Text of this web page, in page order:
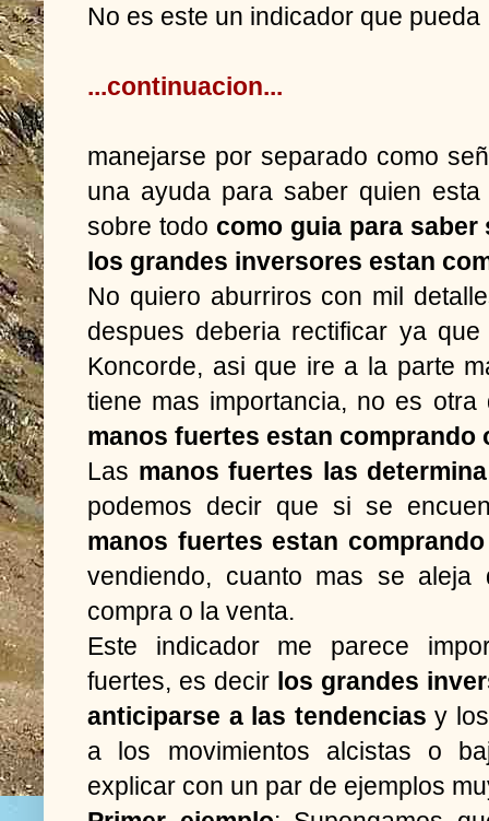
No es este un indicador que pueda
...continuacion...
manejarse por separado como
una ayuda para saber quien
sobre todo como guia para
los grandes inversores estan
No quiero aburriros con mil
despues deberia rectificar ya
Koncorde, asi que ire a la parte
tiene mas importancia, no es
manos fuertes estan comprando
Las manos fuertes las
podemos decir que si se
manos fuertes estan comprando
vendiendo, cuanto mas se
compra o la venta.
Este indicador me parece
fuertes, es decir los grandes
anticiparse a las tendencias y
a los movimientos alcistas o
explicar con un par de ejemplos